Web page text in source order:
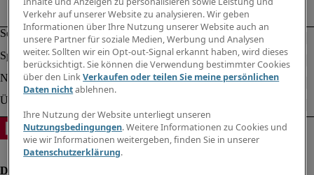
Verkehr auf unserer Website zu analysieren. Wir geben
Informationen über Ihre Nutzung unserer Website auch an
unsere Partner für soziale Medien, Werbung und Analysen
weiter. Sollten wir ein Opt-out-Signal erkannt haben, wird dieses
berücksichtigt. Sie können die Verwendung bestimmter Cookies
über den LinkVerkaufen oder teilen Sie meine persönlichen
Daten nichtablehnen.
Ihre Nutzung der Website unterliegt unseren
Nutzungsbedingungen. Weitere Informationen zu Cookies und
wie wir Informationen weitergeben, finden Sie in unserer
Datenschutzerklärung.